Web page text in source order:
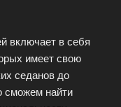
включает в себя
имеет свою
седанов до
сможем найти